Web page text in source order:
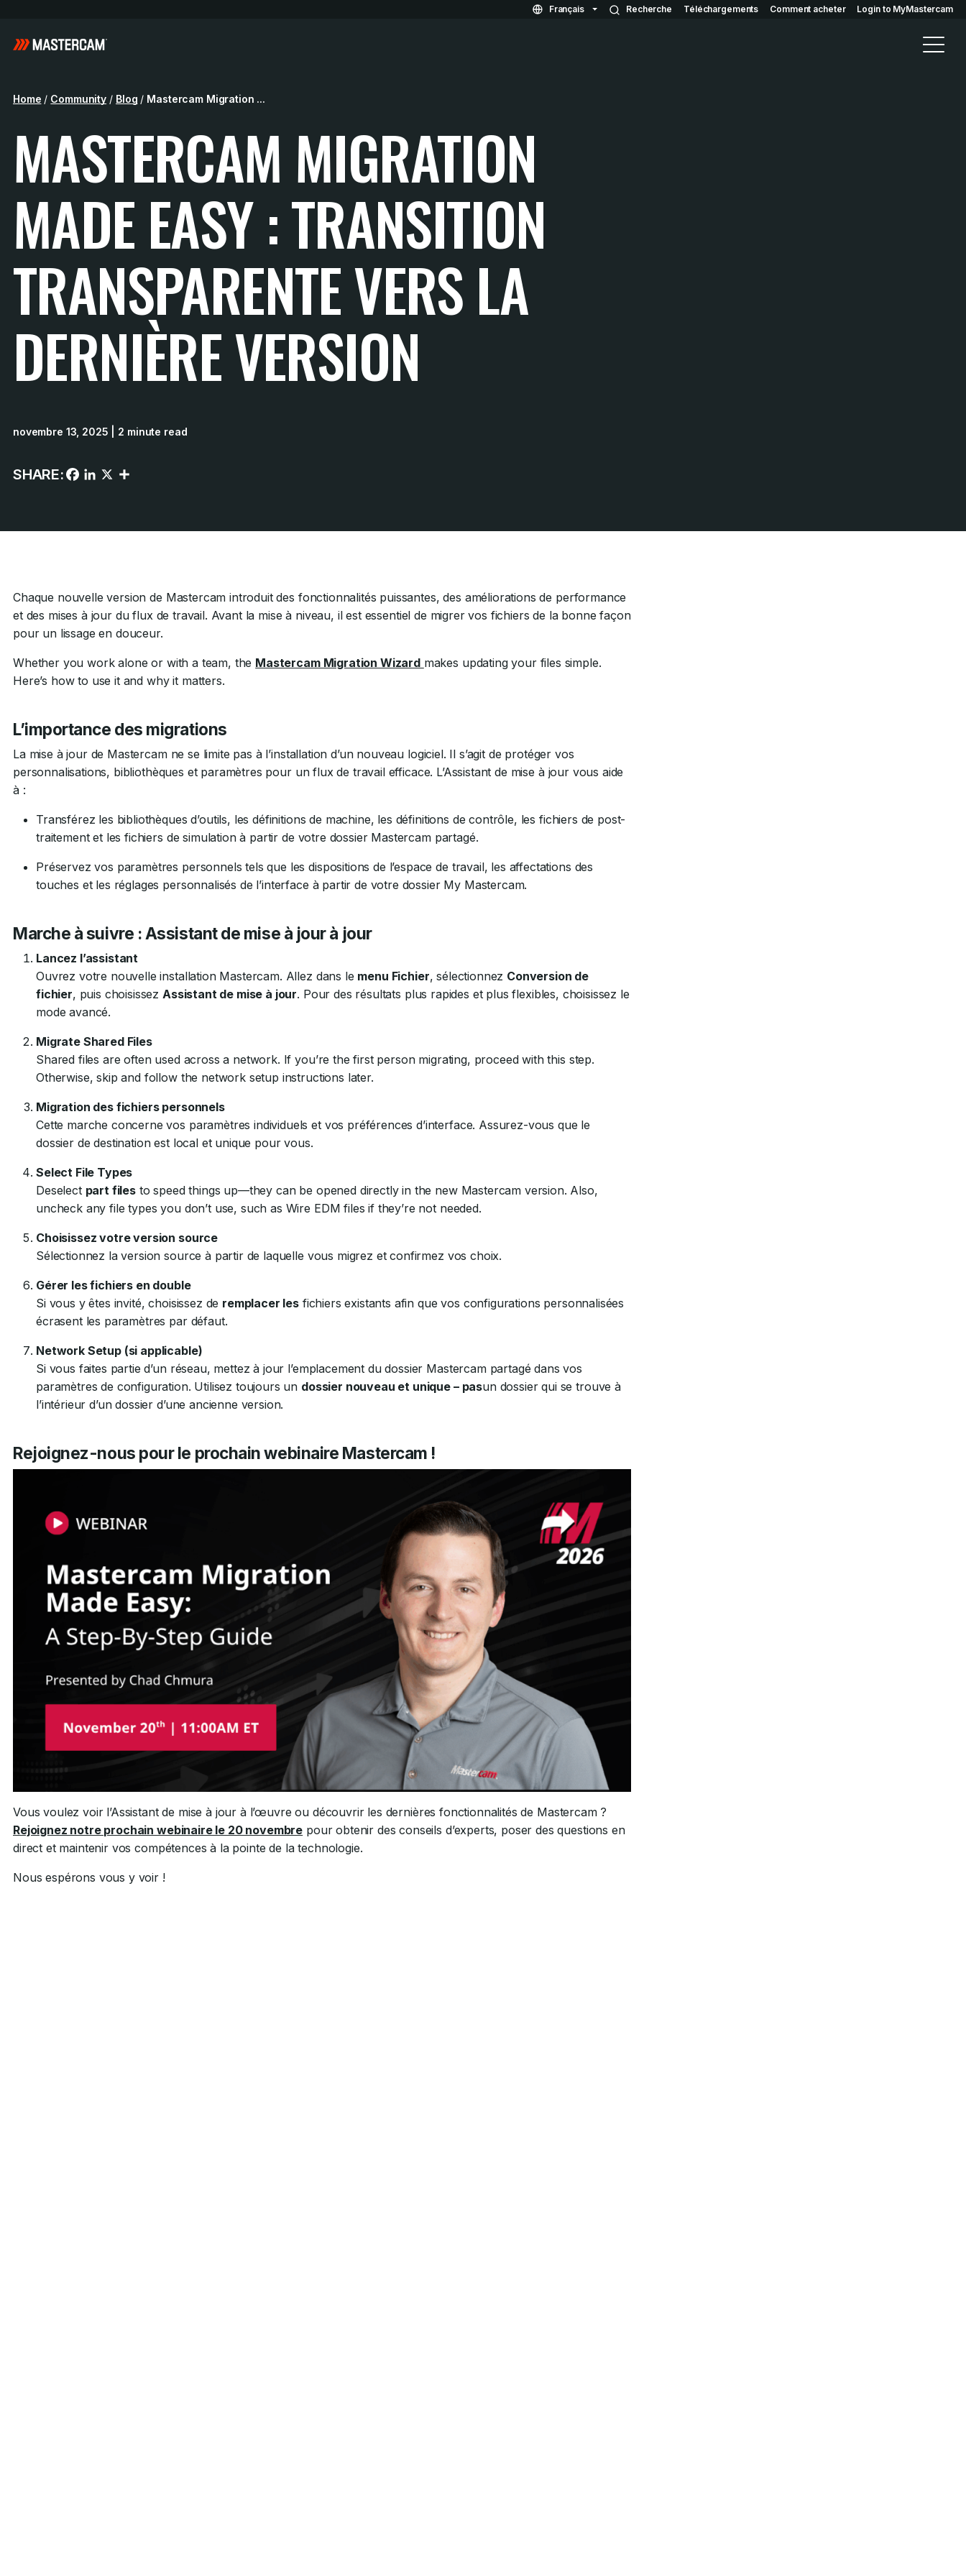
Français Recherche Téléchargements Comment acheter Login to MyMastercam
Home / Community / Blog / Mastercam Migration ...
MASTERCAM MIGRATION
MADE EASY : TRANSITION
TRANSPARENTE VERS LA
DERNIÈRE VERSION
novembre 13, 2025 | 2 minute read
SHARE:
Chaque nouvelle version de Mastercam introduit des fonctionnalités puissantes, des améliorations de performance
et des mises à jour du flux de travail. Avant la mise à niveau, il est essentiel de migrer vos fichiers de la bonne façon
pour un lissage en douceur.
Whether you work alone or with a team, the Mastercam Migration Wizard makes updating your files simple.
Here’s how to use it and why it matters.
L’importance des migrations
La mise à jour de Mastercam ne se limite pas à l’installation d’un nouveau logiciel. Il s’agit de protéger vos
personnalisations, bibliothèques et paramètres pour un flux de travail efficace. L’Assistant de mise à jour vous aide
à :
Transférez les bibliothèques d’outils, les définitions de machine, les définitions de contrôle, les fichiers de post-
traitement et les fichiers de simulation à partir de votre dossier Mastercam partagé.
Préservez vos paramètres personnels tels que les dispositions de l’espace de travail, les affectations des
touches et les réglages personnalisés de l’interface à partir de votre dossier My Mastercam.
Marche à suivre : Assistant de mise à jour à jour
Lancez l’assistant
Ouvrez votre nouvelle installation Mastercam. Allez dans le menu Fichier, sélectionnez Conversion de
fichier, puis choisissezAssistant de mise à jour. Pour des résultats plus rapides et plus flexibles, choisissez le
mode avancé.
Migrate Shared Files
Shared files are often used across a network. If you’re the first person migrating, proceed with this step.
Otherwise, skip and follow the network setup instructions later.
Migration des fichiers personnels
Cette marche concerne vos paramètres individuels et vos préférences d’interface. Assurez-vous que le
dossier de destination est local et unique pour vous.
Select File Types
Deselect part filesto speed things up—they can be opened directly in the new Mastercam version. Also,
uncheck any file types you don’t use, such as Wire EDM files if they’re not needed.
Choisissez votre version source
Sélectionnez la version source à partir de laquelle vous migrez et confirmez vos choix.
Gérer les fichiers en double
Si vous y êtes invité, choisissez de remplacer les fichiers existants afin que vos configurations personnalisées
écrasent les paramètres par défaut.
Network Setup (si applicable)
Si vous faites partie d’un réseau, mettez à jour l’emplacement du dossier Mastercam partagé dans vos
paramètres de configuration. Utilisez toujours un dossier nouveau et unique – pasun dossier qui se trouve à
l’intérieur d’un dossier d’une ancienne version.
Rejoignez-nous pour le prochain webinaire Mastercam !
Vous voulez voir l’Assistant de mise à jour à l’œuvre ou découvrir les dernières fonctionnalités de Mastercam ?
Rejoignez notre prochain webinaire le 20 novembre pour obtenir des conseils d’experts, poser des questions en
direct et maintenir vos compétences à la pointe de la technologie.
Nous espérons vous y voir !